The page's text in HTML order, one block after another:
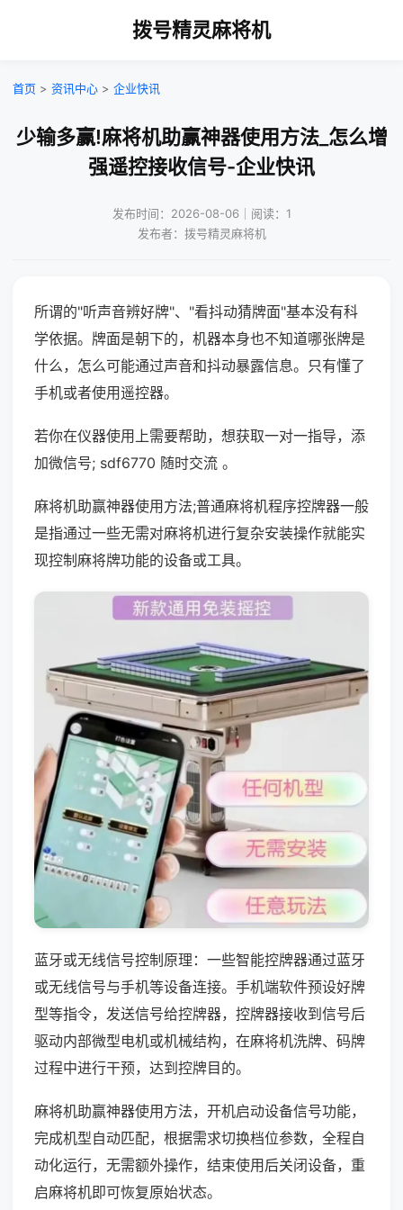
拨号精灵麻将机
首页 > 资讯中心 > 企业快讯
少输多赢!麻将机助赢神器使用方法_怎么增
强遥控接收信号-企业快讯
发布时间：2026-08-06｜阅读：1
发布者：拨号精灵麻将机
所谓的"听声音辨好牌"、"看抖动猜牌面"基本没有科
学依据。牌面是朝下的，机器本身也不知道哪张牌是
什么，怎么可能通过声音和抖动暴露信息。只有懂了
手机或者使用遥控器。
若你在仪器使用上需要帮助，想获取一对一指导，添
加微信号; sdf6770 随时交流 。
麻将机助赢神器使用方法;普通麻将机程序控牌器一般
是指通过一些无需对麻将机进行复杂安装操作就能实
现控制麻将牌功能的设备或工具。
蓝牙或无线信号控制原理：一些智能控牌器通过蓝牙
或无线信号与手机等设备连接。手机端软件预设好牌
型等指令，发送信号给控牌器，控牌器接收到信号后
驱动内部微型电机或机械结构，在麻将机洗牌、码牌
过程中进行干预，达到控牌目的。
麻将机助赢神器使用方法，开机启动设备信号功能，
完成机型自动匹配，根据需求切换档位参数，全程自
动化运行，无需额外操作，结束使用后关闭设备，重
启麻将机即可恢复原始状态。